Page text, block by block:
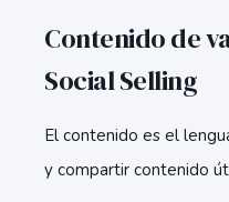
Contenido de
Social Selling
El contenido es el
y compartir contenido